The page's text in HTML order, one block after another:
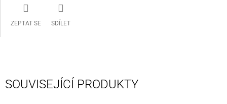
ZEPTAT SE SDÍLET
SOUVISEJÍCÍ PRODUKTY